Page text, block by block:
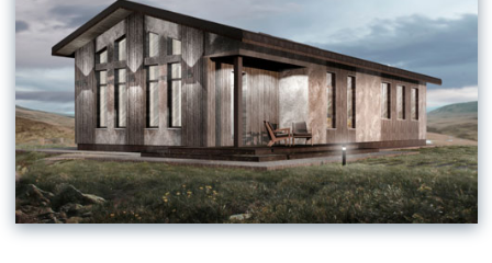
энергоэффективности. Наша компания
имеет большой опыт в строительстве жилья
с панорамными окнами, предлагает
возведение с отделкой под ключ, чтобы в
готовый коттедж можно было въезжать и
жить.
На сайте большой выбор
проектов домов, которые мы
реализуем точно в срок.
Предлагаем доступные цены на
строительство, проводим